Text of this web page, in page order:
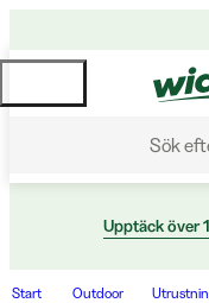
Sök
Upptäck över
Start Outdoor